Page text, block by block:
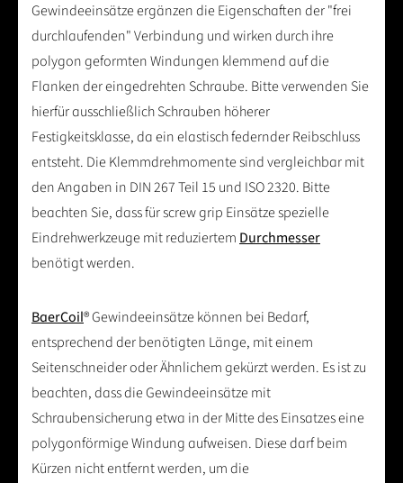
Gewindeeinsätze ergänzen die Eigenschaften der "frei
durchlaufenden" Verbindung und wirken durch ihre
polygon geformten Windungen klemmend auf die
Flanken der eingedrehten Schraube. Bitte verwenden Sie
hierfür ausschließlich Schrauben höherer
Festigkeitsklasse, da ein elastisch federnder Reibschluss
entsteht. Die Klemmdrehmomente sind vergleichbar mit
den Angaben in DIN 267 Teil 15 und ISO 2320. Bitte
beachten Sie, dass für screw grip Einsätze spezielle
Eindrehwerkzeuge mit reduziertem Durchmesser
benötigt werden.
BaerCoil® Gewindeeinsätze können bei Bedarf,
entsprechend der benötigten Länge, mit einem
Seitenschneider oder Ähnlichem gekürzt werden. Es ist zu
beachten, dass die Gewindeeinsätze mit
Schraubensicherung etwa in der Mitte des Einsatzes eine
polygonförmige Windung aufweisen. Diese darf beim
Kürzen nicht entfernt werden, um die